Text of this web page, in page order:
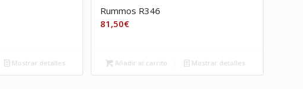
Mostrar detalles
Rummos R346
81,50€
Añadir al carrito Mostrar detalles